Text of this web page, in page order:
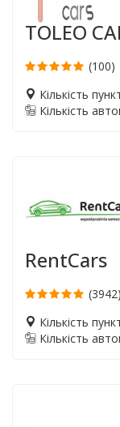
TOLEO
(100)
Кількість
Кількість
RentCars
(3942)
Кількість
Кількість